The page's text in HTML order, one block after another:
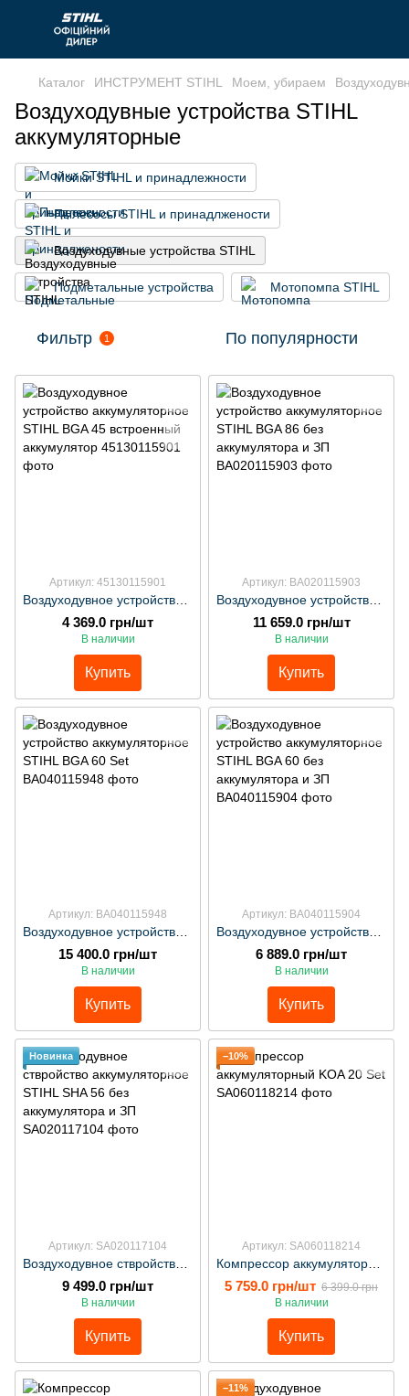
Каталог ИНСТРУМЕНТ STIHL Моем, убираем
Воздуходувные устройства STIHL
аккумуляторные
Мойки STIHL и принадлежности
Пылесосы STIHL и принадлжености
Воздуходувные устройства STIHL
Подметальные устройства Мотопомпа STIHL
Фильтр 1 По популярности
Артикул: 45130115901
4 369.0 грн/шт
В наличии
Купить
Артикул: BA020115903
11 659.0 грн/шт
В наличии
Купить
Артикул: BA040115948
15 400.0 грн/шт
В наличии
Купить
Артикул: BA040115904
6 889.0 грн/шт
В наличии
Купить
Новинка
Артикул: SA020117104
9 499.0 грн/шт
В наличии
Купить
−10%
Артикул: SA060118214
5 759.0 грн/шт 6 399.0 грн
В наличии
Купить
−11%